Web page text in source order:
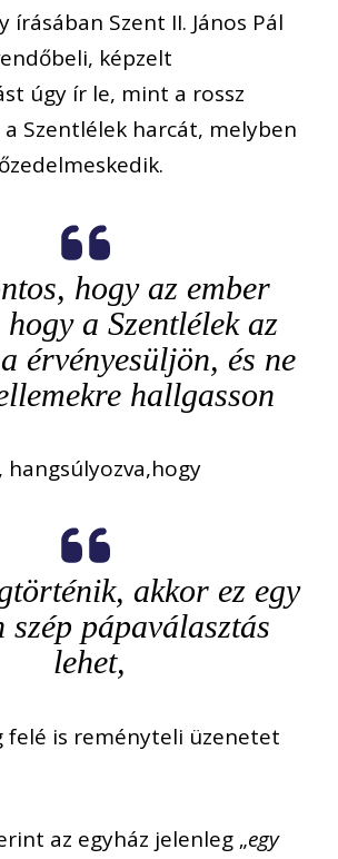
írásában Szent II. János Pál
képzelt
úgy ír le, mint a rossz
a Szentlélek harcát, melyben
hogy az ember
a Szentlélek az
érvényesüljön, és ne
hallgasson
akkor ez egy
szép pápaválasztás
lehet,
felé is reményteli üzenetet
az egyház jelenleg „egy